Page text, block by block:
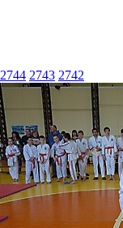
2744 2743 2742